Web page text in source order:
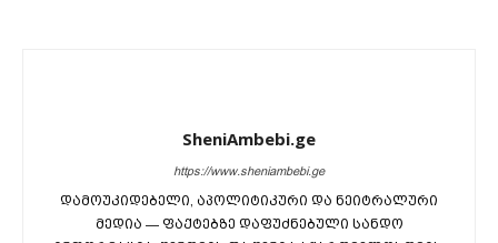
SheniAmbebi.ge
https://www.sheniambebi.ge
დამოუკიდებელი, აპოლიტიკური და ნეიტრალური
მედია — ფაქტებზე დაფუძნებული სანდო